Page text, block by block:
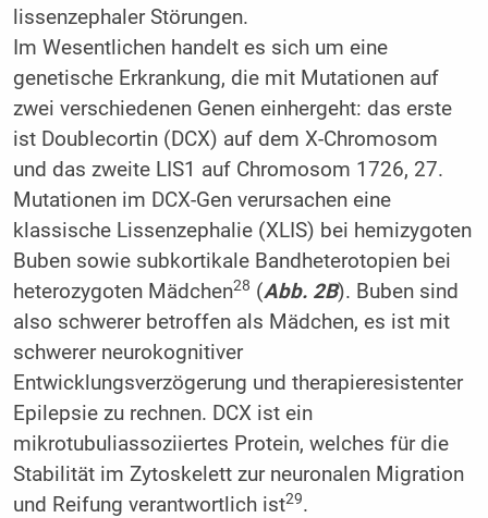
lissenzephaler Störungen.
Im Wesentlichen handelt es sich um eine
genetische Erkrankung, die mit Mutationen auf
zwei verschiedenen Genen einhergeht: das erste
ist Doublecortin (DCX) auf dem X-Chromosom
und das zweite LIS1 auf Chromosom 1726, 27.
Mutationen im DCX-Gen verursachen eine
klassische Lissenzephalie (XLIS) bei hemizygoten
Buben sowie subkortikale Bandheterotopien bei
heterozygoten Mädchen28 (Abb. 2B). Buben sind
also schwerer betroffen als Mädchen, es ist mit
schwerer neurokognitiver
Entwicklungsverzögerung und therapieresistenter
Epilepsie zu rechnen. DCX ist ein
mikrotubuliassoziiertes Protein, welches für die
Stabilität im Zytoskelett zur neuronalen Migration
und Reifung verantwortlich ist29.